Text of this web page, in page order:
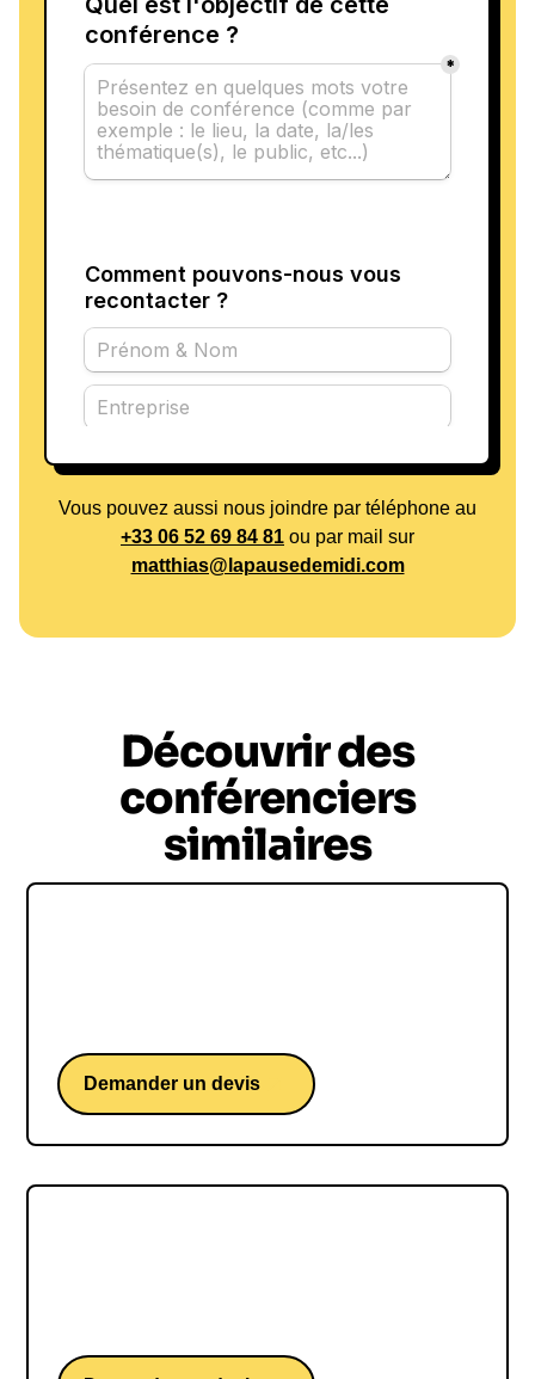
Vous pouvez aussi nous joindre par téléphone au
+33 06 52 69 84 81 ou par mail sur
matthias@lapausedemidi.com
Découvrir des
conférenciers
similaires
Demander un devis